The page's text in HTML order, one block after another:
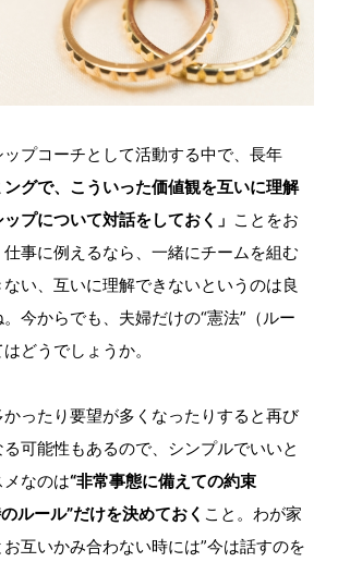
プコーチとして活動する中で、長年
ングで、こういった価値観を互いに理解
プについて対話をしておく」 ことをお
事に例えるなら、一緒にチームを組む
い、互いに理解できないというのは良
今からでも、夫婦だけの“憲法”（ルー
どうでしょうか。
ったり要望が多くなったりすると再び
る可能性もあるので、シンプルでいいと
メなのは“非常事態に備えての約束
ルール”だけを決めておく こと。わが家
互いかみ合わない時には”今は話すのを